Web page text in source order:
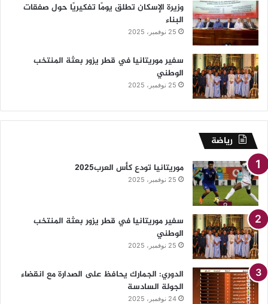
وزيرة الإسكان تطلق يومًا تفكيريًا حول صفقات
البناء
25 نوفمبر، 2025
سفير موريتانيا في قطر يزور بعثة المنتخب
الوطني
25 نوفمبر، 2025
رياضة
موريتانيا تودع كأس العرب2025
25 نوفمبر، 2025
سفير موريتانيا في قطر يزور بعثة المنتخب
الوطني
25 نوفمبر، 2025
الدوري: الجمارك يحافظ على الصدارة مع انقضاء
الجولة السادسة
24 نوفمبر، 2025